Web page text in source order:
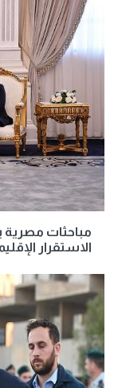
مباحثات مصرية
الاستقرار